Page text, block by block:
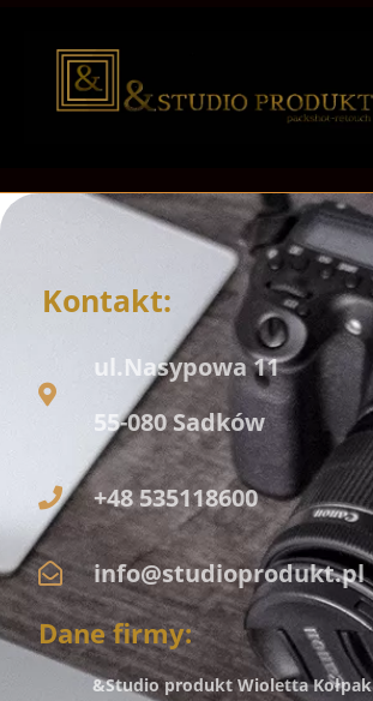
Kontakt:
ul.Nasypowa 11
55-080 Sadków
+48 535118600
info@studioprodukt.pl
Dane firmy:
&Studio produkt Wioletta Kołpak